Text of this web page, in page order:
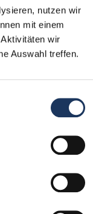
nutzen wir
mit einem
wir
Auswahl treffen.